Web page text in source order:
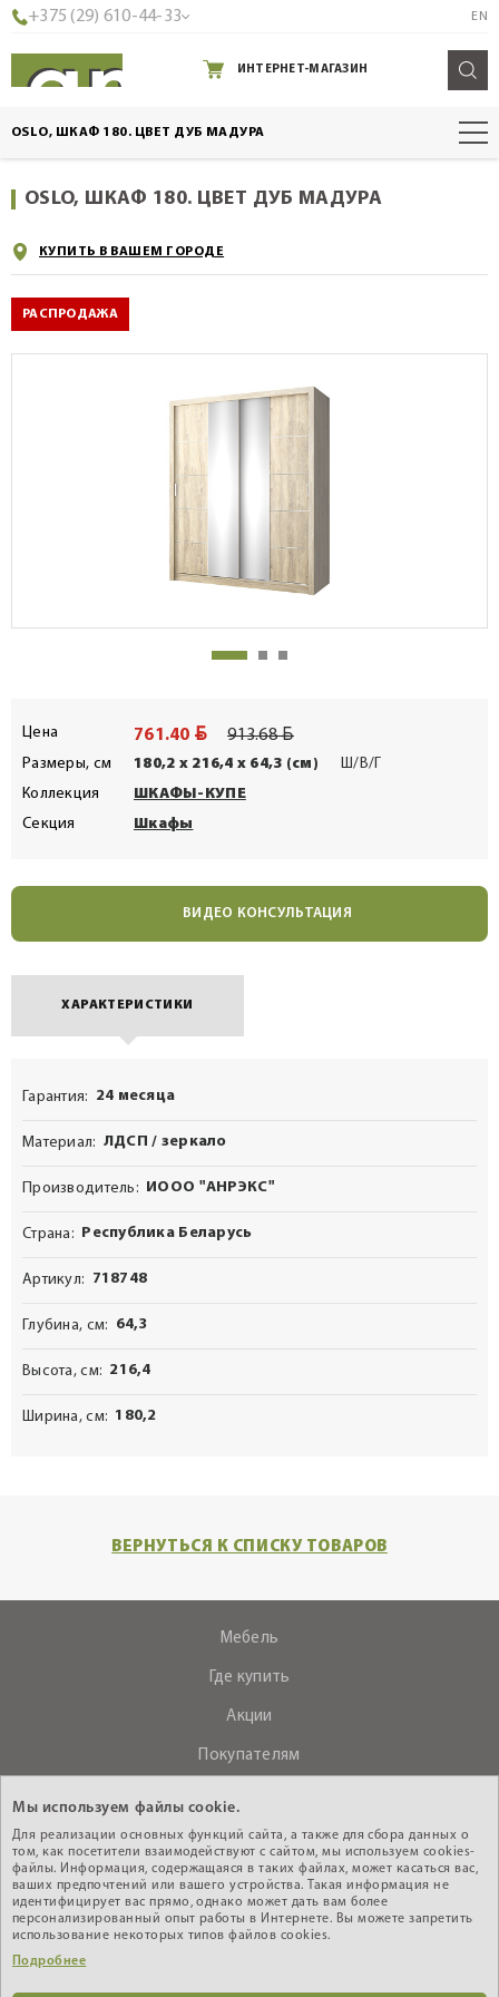
+375 (29) 610-44-33 EN
ИНТЕРНЕТ-МАГАЗИН
OSLO, ШКАФ 180. ЦВЕТ ДУБ МАДУРА
OSLO, ШКАФ 180. ЦВЕТ ДУБ МАДУРА
КУПИТЬ В ВАШЕМ ГОРОДЕ
Цена 761.40 BYN 913.68BYN
Размеры, см 180,2 x 216,4 x 64,3 (см)
Ш/В/Г
Коллекция
ШКАФЫ-КУПЕ
Секция
Шкафы
ВИДЕО КОНСУЛЬТАЦИЯ
ХАРАКТЕРИСТИКИ
Гарантия 24 месяца
Материал ЛДСП / зеркало
Производитель ИООО "АНРЭКС"
Страна Республика Беларусь
Артикул 718748
Глубина, см 64,3
Высота, см 216,4
Ширина, см 180,2
ВЕРНУТЬСЯ К СПИСКУ ТОВАРОВ
Мебель
Где купить
Акции
Покупателям
Контакты
+375 (29) 610-44-33
Интернет - магазин
Мы используем файлы cookie.
Для реализации основных функций сайта, а также для сбора данных о
том, как посетители взаимодействуют с сайтом, мы используем cookies-
файлы. Информация, содержащаяся в таких файлах, может касаться вас,
ваших предпочтений или вашего устройства. Такая информация не
идентифицирует вас прямо, однако может дать вам более
персонализированный опыт работы в Интернете. Вы можете запретить
использование некоторых типов файлов cookies.
Подробнее